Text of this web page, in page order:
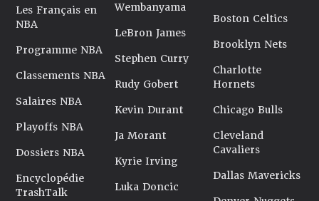
Les Français en
NBA
Programme NBA
Classements NBA
Salaires NBA
Playoffs NBA
Dossiers NBA
Encyclopédie
TrashTalk
Wembanyama
LeBron James
Stephen Curry
Rudy Gobert
Kevin Durant
Ja Morant
Kyrie Irving
Luka Doncic
Boston Celtics
Brooklyn Nets
Charlotte
Hornets
Chicago Bulls
Cleveland
Cavaliers
Dallas Mavericks